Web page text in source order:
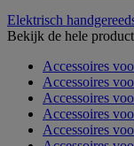
Elektrisch
Bekijk de hele
Accessoires
Accessoires
Accessoires
Accessoires
Accessoires